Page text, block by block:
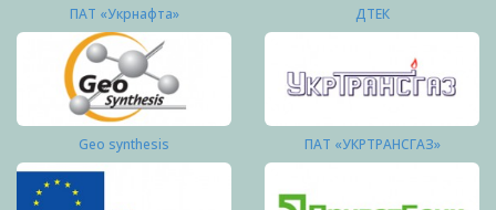
ПАТ «Укрнафта» ДТЕК
Geo synthesis ПАТ «УКРТРАНСГАЗ»